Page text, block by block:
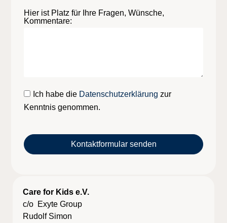
Hier ist Platz für Ihre Fragen, Wünsche,
Kommentare:
Ich habe die Datenschutzerklärung zur
Kenntnis genommen.
Kontaktformular senden
Care for Kids e.V.
c/o Exyte Group
Rudolf Simon